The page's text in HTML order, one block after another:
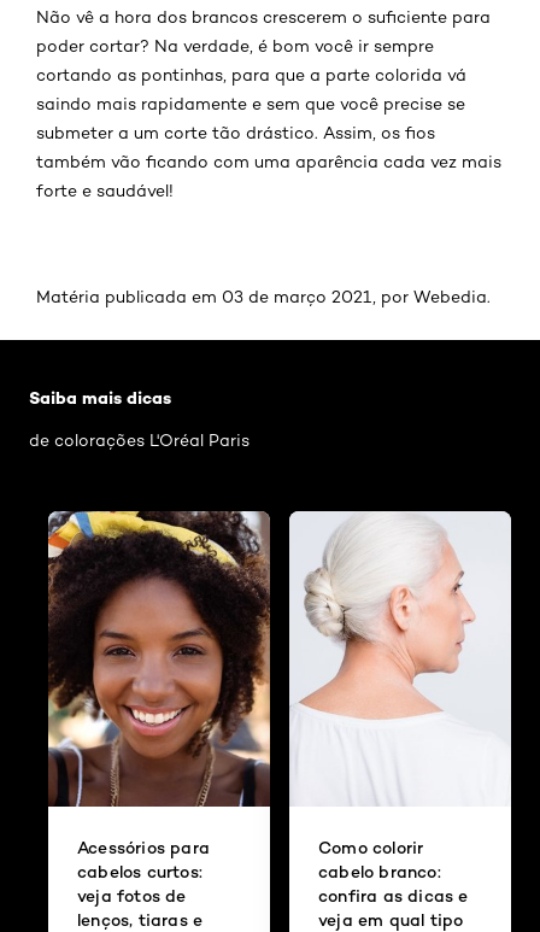
Não vê a hora dos brancos crescerem o suficiente para
poder cortar? Na verdade, é bom você ir sempre
cortando as pontinhas, para que a parte colorida vá
saindo mais rapidamente e sem que você precise se
submeter a um corte tão drástico. Assim, os fios
também vão ficando com uma aparência cada vez mais
forte e saudável!
Matéria publicada em 03 de março 2021, por Webedia.
Saiba mais dicas
de colorações L'Oréal Paris
Acessórios para
cabelos curtos:
veja fotos de
lenços, tiaras e
Como colorir
cabelo branco:
confira as dicas e
veja em qual tipo